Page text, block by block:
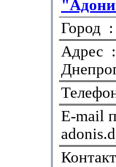
Город
Адрес
E-mail